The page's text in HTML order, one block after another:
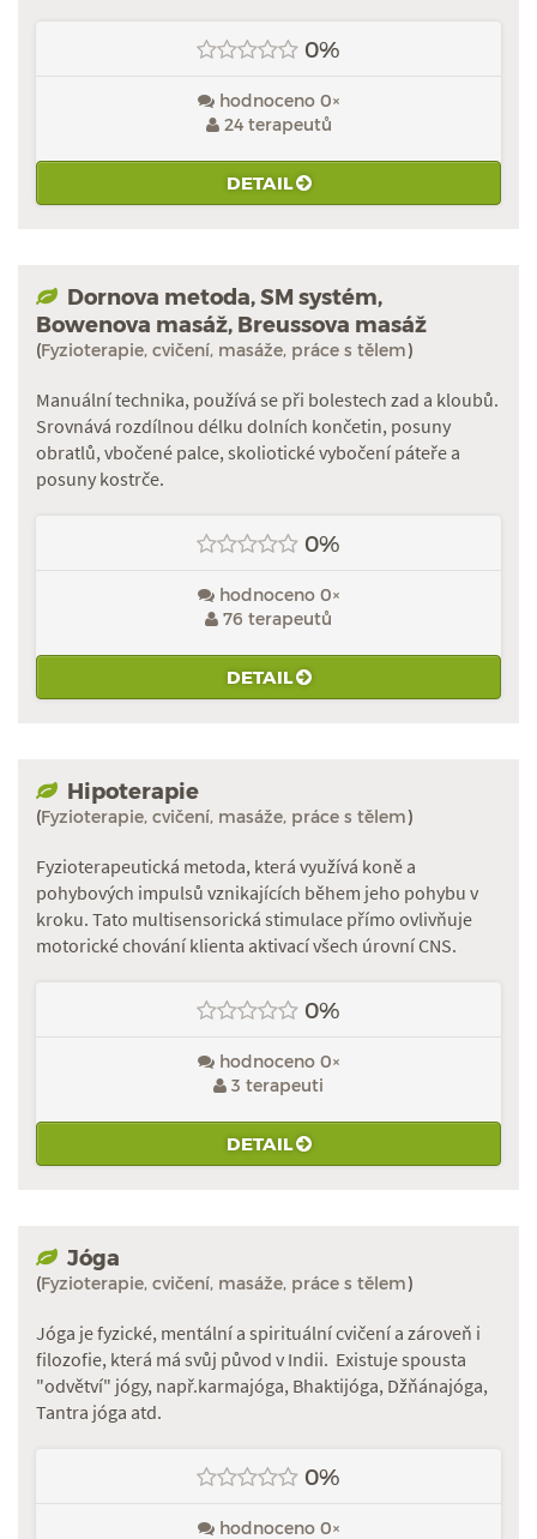
0%
hodnoceno 0×
24 terapeutů
DETAIL
Dornova metoda, SM systém,
Bowenova masáž, Breussova masáž
(Fyzioterapie, cvičení, masáže, práce s tělem)
Manuální technika, používá se při bolestech zad a kloubů.
Srovnává rozdílnou délku dolních končetin, posuny
obratlů, vbočené palce, skoliotické vybočení páteře a
posuny kostrče.
0%
hodnoceno 0×
76 terapeutů
DETAIL
Hipoterapie
(Fyzioterapie, cvičení, masáže, práce s tělem)
Fyzioterapeutická metoda, která využívá koně a
pohybových impulsů vznikajících během jeho pohybu v
kroku. Tato multisensorická stimulace přímo ovlivňuje
motorické chování klienta aktivací všech úrovní CNS.
0%
hodnoceno 0×
3 terapeuti
DETAIL
Jóga
(Fyzioterapie, cvičení, masáže, práce s tělem)
Jóga je fyzické, mentální a spirituální cvičení a zároveň i
filozofie, která má svůj původ v Indii. Existuje spousta
"odvětví" jógy, např.karmajóga, Bhaktijóga, Džňánajóga,
Tantra jóga atd.
0%
hodnoceno 0×